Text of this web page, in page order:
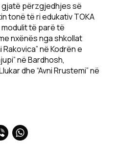
përzgjedhjes së
tonë të ri edukativ TOKA
të parë të
nxënës nga shkollat
në Kodrën e
në Bardhosh,
dhe “Avni Rrustemi” në
Viber